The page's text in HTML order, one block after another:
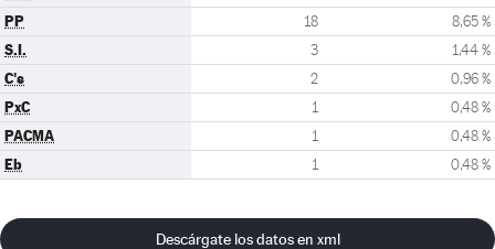
PP 18 8,65 %
S.I. 3 1,44 %
C's 2 0,96 %
PxC 1 0,48 %
PACMA 1 0,48 %
Eb 1 0,48 %
Descárgate los datos en xml